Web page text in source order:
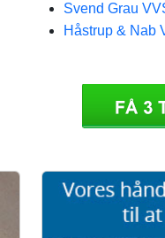
Svend Grau
Håstrup & Nab